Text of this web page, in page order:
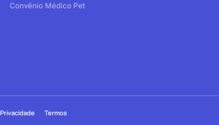
Convênio Médico Pet
Privacidade Termos